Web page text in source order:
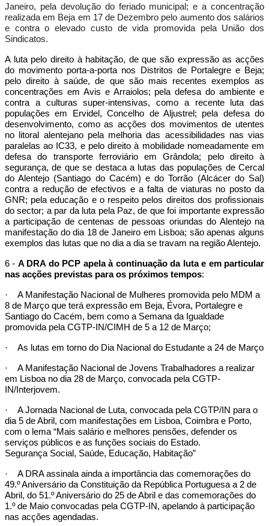
Janeiro, pela devolução do feriado municipal; e a concentração
realizada em Beja em 17 de Dezembro pelo aumento dos salários
e contra o elevado custo de vida promovida pela União dos
Sindicatos.
A luta pelo direito à habitação, de que são expressão as acções
do movimento porta-a-porta nos Distritos de Portalegre e Beja;
pelo direito à saúde, de que são mais recentes exemplos as
concentrações em Avis e Arraiolos; pela defesa do ambiente e
contra a culturas super-intensivas, como a recente luta das
populações em Ervidel, Concelho de Aljustrel; pela defesa do
desenvolvimento, como as acções dos movimentos de utentes
no litoral alentejano pela melhoria das acessibilidades nas vias
paralelas ao IC33, e pelo direito à mobilidade nomeadamente em
defesa do transporte ferroviário em Grândola; pelo direito à
segurança, de que se destaca a lutas das populações de Cercal
do Alentejo (Santiago do Cacém) e do Torrão (Alcácer do Sal)
contra a redução de efectivos e a falta de viaturas no posto da
GNR; pela educação e o respeito pelos direitos dos profissionais
do sector; a par da luta pela Paz, de que foi importante expressão
a participação de centenas de pessoas oriundas do Alentejo na
manifestação do dia 18 de Janeiro em Lisboa; são apenas alguns
exemplos das lutas que no dia a dia se travam na região Alentejo.
6 - A DRA do PCP apela à continuação da luta e em particular
nas acções previstas para os próximos tempos:
·
A Manifestação Nacional de Mulheres promovida pelo MDM a
8 de Março que terá expressão em Beja, Évora, Portalegre e
Santiago do Cacém, bem como a Semana da Igualdade
promovida pela CGTP-IN/CIMH de 5 a 12 de Março;
· As lutas em torno do Dia Nacional do Estudante a 24 de Março
·
A Manifestação Nacional de Jovens Trabalhadores a realizar
em Lisboa no dia 28 de Março, convocada pela CGTP-
IN/Interjovem.
·
A Jornada Nacional de Luta, convocada pela CGTP/IN para o
dia 5 de Abril, com manifestações em Lisboa, Coimbra e Porto,
com o lema “Mais salário e melhores pensões, defender os
serviços públicos e as funções sociais do Estado.
Segurança Social, Saúde, Educação, Habitação”
·
A DRA assinala ainda a importância das comemorações do
49.º Aniversário da Constituição da República Portuguesa a 2 de
Abril, do 51.º Aniversário do 25 de Abril e das comemorações do
1.º de Maio convocadas pela CGTP-IN, apelando à participação
nas acções agendadas.